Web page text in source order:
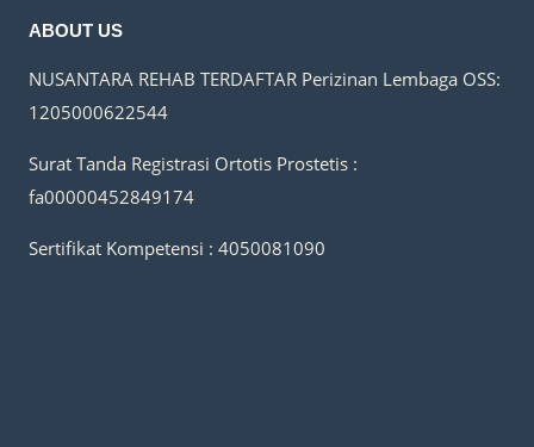
ABOUT US
NUSANTARA REHAB TERDAFTAR Perizinan Lembaga OSS:
1205000622544
Surat Tanda Registrasi Ortotis Prostetis :
fa00000452849174
Sertifikat Kompetensi : 4050081090